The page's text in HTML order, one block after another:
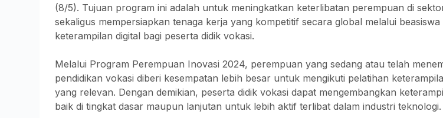
(8/5). Tujuan program ini adalah untuk meningkatkan keterlibatan perempuan di
sekaligus mempersiapkan tenaga kerja yang kompetitif secara global melalui beasiswa
keterampilan digital bagi peserta didik vokasi.
Melalui Program Perempuan Inovasi 2024, perempuan yang sedang atau telah
pendidikan vokasi diberi kesempatan lebih besar untuk mengikuti pelatihan
yang relevan. Dengan demikian, peserta didik vokasi dapat mengembangkan
baik di tingkat dasar maupun lanjutan untuk lebih aktif terlibat dalam industri teknologi.